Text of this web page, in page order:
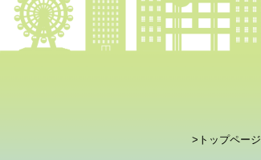
>トップページ